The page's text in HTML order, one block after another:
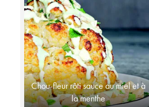
Chou-fleur rôti sauce au miel et à
la menthe